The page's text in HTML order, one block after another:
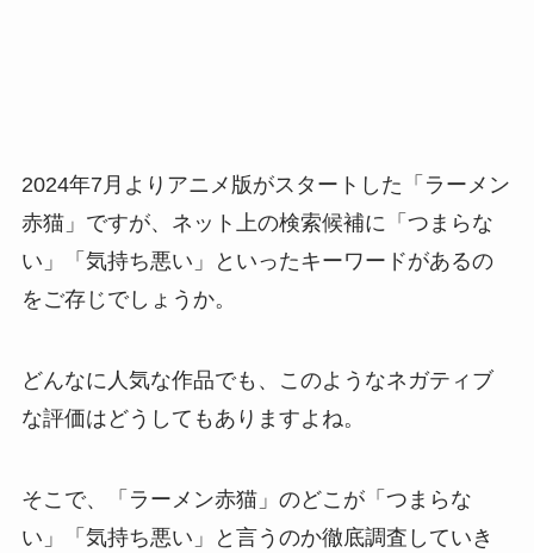
2024年7月よりアニメ版がスタートした「ラーメン
赤猫」ですが、ネット上の検索候補に「つまらな
い」「気持ち悪い」といったキーワードがあるの
をご存じでしょうか。
どんなに人気な作品でも、このようなネガティブ
な評価はどうしてもありますよね。
そこで、「ラーメン赤猫」のどこが「つまらな
い」「気持ち悪い」と言うのか徹底調査していき